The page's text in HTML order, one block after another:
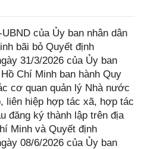
của Ủy ban nhân dân
bãi bỏ Quyết định
31/3/2026 của Ủy ban
Chí Minh ban hành Quy
cơ quan quản lý Nhà nước
liên hiệp hợp tác xã, hợp tác
đăng ký thành lập trên địa
Minh và Quyết định
08/6/2026 của Ủy ban